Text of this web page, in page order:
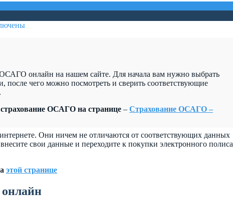
онлайн на нашем сайте. Для начала вам нужно выбрать
чего можно посмотреть и сверить соответствующие
ОСАГО на странице – Страхование ОСАГО –
Они ничем не отличаются от соответствующих данных
свои данные и переходите к покупки электронного полиса
этой странице